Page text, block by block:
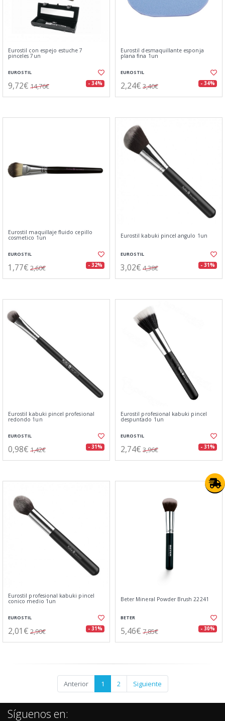
Eurostil con espejo estuche 7
pinceles 7un
EUROSTIL
9,72€ 14,76€ - 34%
Eurostil desmaquillante esponja
plana fina 1un
EUROSTIL
2,24€ 3,40€ - 34%
Eurostil maquillaje fluido cepillo
cosmetico 1un
EUROSTIL
1,77€ 2,60€ - 32%
Eurostil kabuki pincel angulo 1un
EUROSTIL
3,02€ 4,38€ - 31%
Eurostil kabuki pincel profesional
redondo 1un
EUROSTIL
0,98€ 1,42€ - 31%
Eurostil profesional kabuki pincel
despuntado 1un
EUROSTIL
2,74€ 3,96€ - 31%
Eurostil profesional kabuki pincel
conico medio 1un
EUROSTIL
2,01€ 2,90€ - 31%
Beter Mineral Powder Brush 22241
BETER
5,46€ 7,85€ - 30%
Anterior 1 2 Siguiente
Síguenos en: